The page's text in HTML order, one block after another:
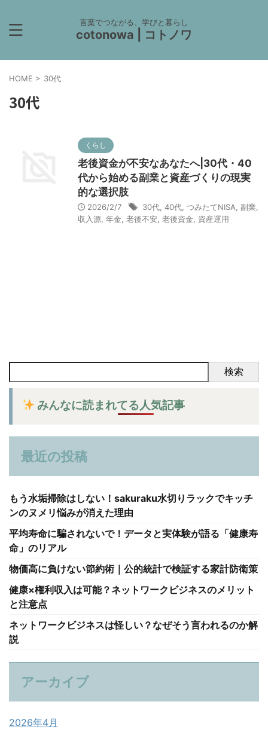
言葉でつながる、学びと暮らし
cotonowa | コトノワ
HOME > 30代
30代
くらし
老後資金が不安なあなたへ|30代・40
代から始める副業と資産づくりの現実
的な選択肢
2026/2/7 30代 40代 つみたてNISA 副業
収入源 年金 老後不安 老後資金 資産運用
検索
みんなに読まれてる人気記事
最近の投稿
もう水垢掃除はしない！sakuraku水切りラックでキッチ
ンのヌメリ悩みが消えた理由
平均寿命に騙されないで！データと実体験が語る「健康寿
命」のリアル
物価高に負けない節約術｜公的統計で検証する家計防衛策
健康×権利収入は可能？ネットワークビジネスのメリット
と注意点
ネットワークビジネスは怪しい？なぜそう言われるのか解
説
アーカイブ
2026年4月